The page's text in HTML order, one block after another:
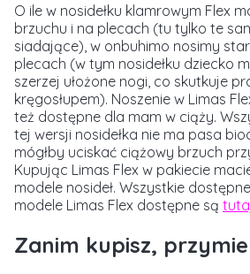
O ile w nosidełku klamrowym Flex
brzuchu i na plecach (tu tylko te
siadające), w onbuhimo nosimy
plecach (w tym nosidełku dziecko
szerzej ułożone nogi, co skutkuje
kręgosłupem). Noszenie w Limas
też dostępne dla mam w ciąży.
tej wersji nosidełka nie ma pasa
mógłby uciskać ciążowy brzuch
Kupując Limas Flex w pakiecie
modele nosideł. Wszystkie
modele Limas Flex dostępne są
Zanim kupisz,